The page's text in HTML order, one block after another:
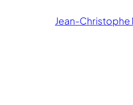
Jean-Christophe